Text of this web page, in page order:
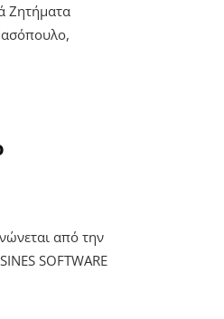
Ζητήματα
από την
SOFTWARE